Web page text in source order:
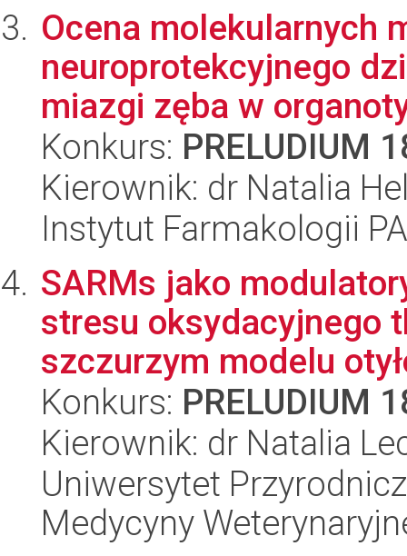
Ocena molekularnych
neuroprotekcyjnego
miazgi zęba w
Konkurs: PRELUDIUM
Kierownik: dr Natalia
Instytut Farmakologii
SARMs jako
stresu oksydacyjnego
szczurzym modelu
Konkurs: PRELUDIUM
Kierownik: dr Natalia
Uniwersytet
Medycyny